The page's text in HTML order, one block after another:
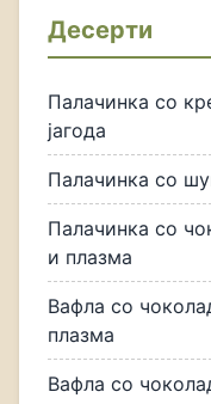
Десерти
Палачинка со
јагода
Палачинка со
Палачинка со
и плазма
Вафла со
плазма
Вафла со